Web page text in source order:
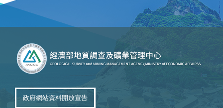
政府網站資料開放宣告